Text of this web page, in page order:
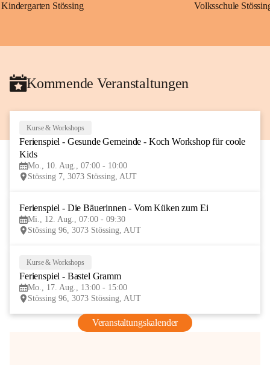
Kindergarten Stössing Volksschule
Kommende Veranstaltungen
AUG
Kurse & Workshops
Ferienspiel - Gesunde Gemeinde - Koch Workshop für coole
Kids
Mo., 10. Aug., 07:00 - 10:00
Stössing 7, 3073 Stössing, AUT
Ferienspiel - Die Bäuerinnen - Vom Küken zum Ei
Mi., 12. Aug., 07:00 - 09:30
Stössing 96, 3073 Stössing, AUT
Kurse & Workshops
Ferienspiel - Bastel Gramm
Mo., 17. Aug., 13:00 - 15:00
Stössing 96, 3073 Stössing, AUT
Veranstaltungskalender